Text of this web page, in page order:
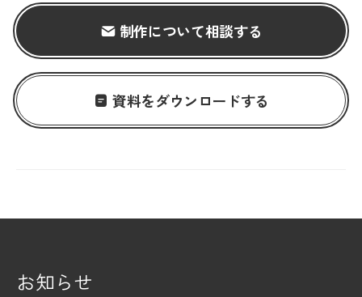
制作について相談する
資料をダウンロードする
お知らせ